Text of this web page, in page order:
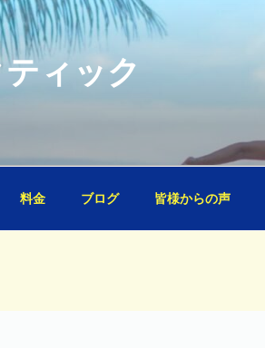
ィック
料金 ブログ 皆様からの声